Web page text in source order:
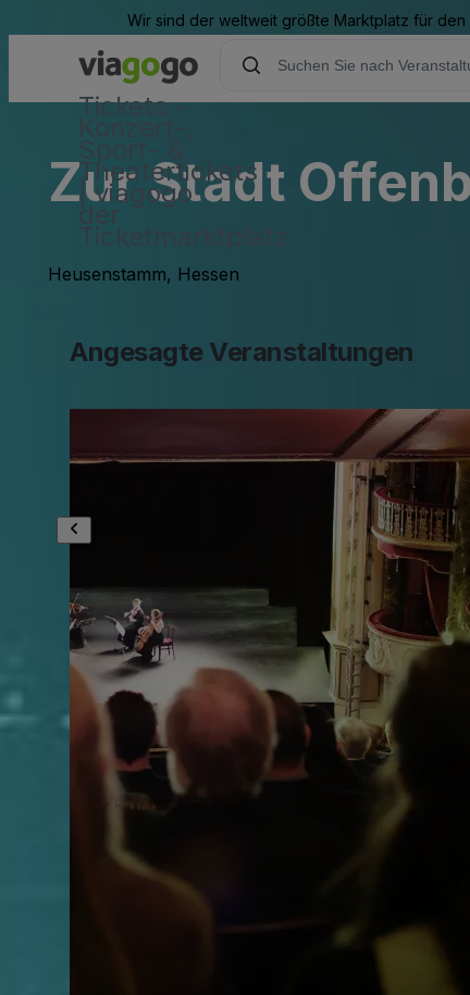
Wir sind der weltweit größte Marktplatz für
Tickets -
Theatertickets
| viagogo
Zur Stadt
Heusenstamm, Hessen
Angesagte Veranstaltungen